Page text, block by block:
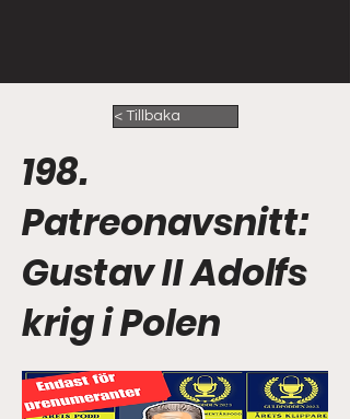
< Tillbaka
198.
Patreonavsnitt:
Gustav II Adolfs
krig i Polen